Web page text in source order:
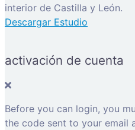
interior de Castilla y León.
Descargar Estudio
activación de cuenta
Before you can login, you
the code sent to your email